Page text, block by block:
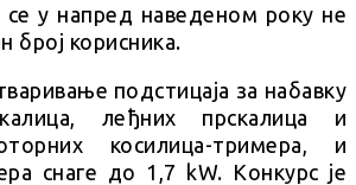
се у напред наведеном року не
број корисника.
подстицаја за набавку
леђних прскалица и
косилица-тримера, и
снаге до 1,7 kW. Конкурс је